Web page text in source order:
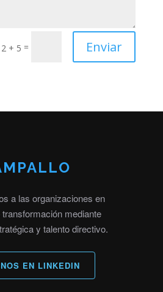
+ 5 = Enviar
a las organizaciones en
mediante
y talento directivo.
EN LINKEDIN